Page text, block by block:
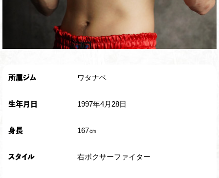
所属ジム ワタナベ
生年月日 1997年4月28日
身長 167㎝
スタイル 右ボクサーファイター